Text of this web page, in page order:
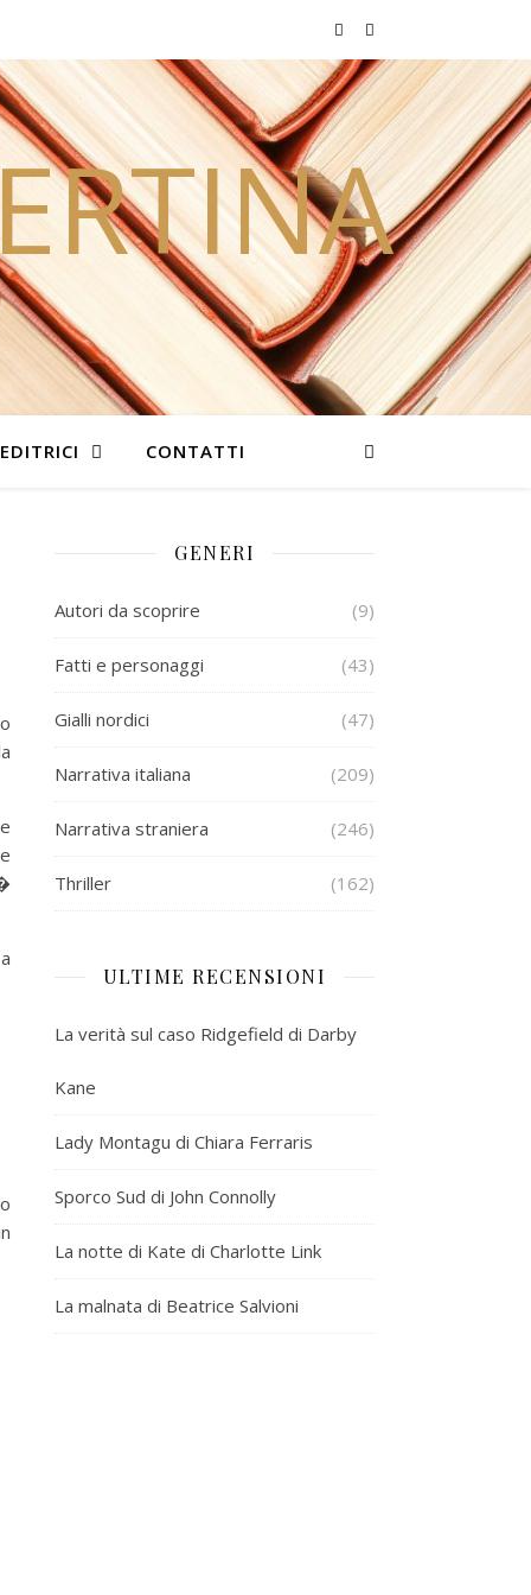
CONTATTI
GENERI
Autori da scoprire (9)
Fatti e personaggi (43)
Gialli nordici (47)
Narrativa italiana (209)
Narrativa straniera (246)
Thriller (162)
ULTIME RECENSIONI
La verità sul caso Ridgefield di Darby
Kane
Lady Montagu di Chiara Ferraris
Sporco Sud di John Connolly
La notte di Kate di Charlotte Link
La malnata di Beatrice Salvioni